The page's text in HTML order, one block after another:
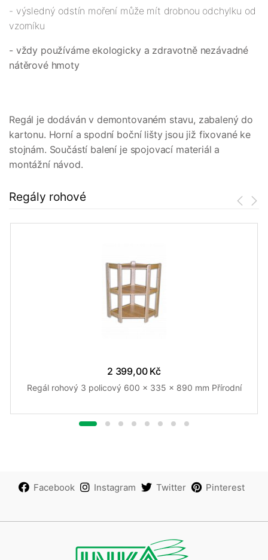
- výsledný odstín moření může mít drobnou odchylku od
vzorníku
- vždy používáme ekologicky a zdravotně nezávadné
nátěrové hmoty
Regál je dodáván v demontovaném stavu, zabalený do
kartonu. Horní a spodní boční lišty jsou již fixované ke
stojnám. Součástí balení je spojovací materiál a
montážní návod.
Regály rohové
2 399,00 Kč
Regál rohový 3 policový 600 x 335 x 890 mm Přírodní
Facebook Instagram Twitter Pinterest